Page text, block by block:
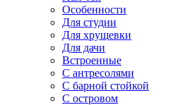
Особенности
Для студии
Для хрущевки
Для дачи
Встроенные
С антресолями
С барной стойкой
С островом